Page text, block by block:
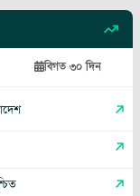
বিগত ৩০ দিন